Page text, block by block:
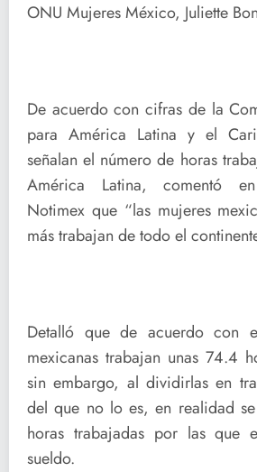
ONU Mujeres México, Juliette
De acuerdo con cifras de la
para América Latina y el
señalan el número de horas
América Latina, comentó
Notimex que “las mujeres
más trabajan de todo el
Detalló que de acuerdo con
mexicanas trabajan unas 74.4
sin embargo, al dividirlas en
del que no lo es, en realidad
horas trabajadas por las que
sueldo.